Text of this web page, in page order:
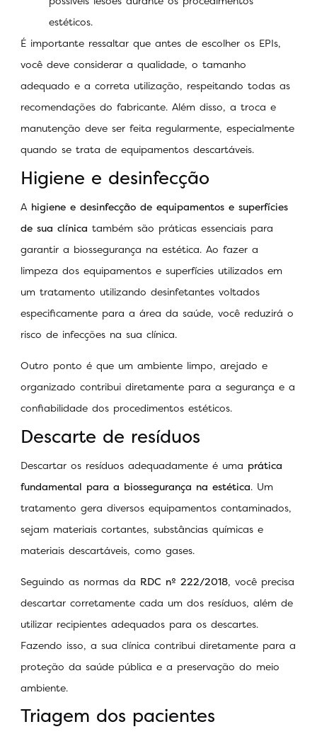
estéticos.
É importante ressaltar que antes de escolher os EPIs,
você deve considerar a qualidade, o tamanho
adequado e a correta utilização, respeitando todas as
recomendações do fabricante. Além disso, a troca e
manutenção deve ser feita regularmente, especialmente
quando se trata de equipamentos descartáveis.
Higiene e desinfecção
A higiene e desinfecção de equipamentos e superfícies
de sua clínica também são práticas essenciais para
garantir a biossegurança na estética. Ao fazer a
limpeza dos equipamentos e superfícies utilizados em
um tratamento utilizando desinfetantes voltados
especificamente para a área da saúde, você reduzirá o
risco de infecções na sua clínica.
Outro ponto é que um ambiente limpo, arejado e
organizado contribui diretamente para a segurança e a
confiabilidade dos procedimentos estéticos.
Descarte de resíduos
Descartar os resíduos adequadamente é uma prática
fundamental para a biossegurança na estética. Um
tratamento gera diversos equipamentos contaminados,
sejam materiais cortantes, substâncias químicas e
materiais descartáveis, como gases.
Seguindo as normas da RDC nº 222/2018, você precisa
descartar corretamente cada um dos resíduos, além de
utilizar recipientes adequados para os descartes.
Fazendo isso, a sua clínica contribui diretamente para a
proteção da saúde pública e a preservação do meio
ambiente.
Triagem dos pacientes